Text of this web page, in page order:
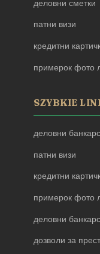
деловни сметки
патни визи
кредитни
примерок фото
SZYBKIE
деловни
патни визи
кредитни
примерок фото
деловни
дозволи за